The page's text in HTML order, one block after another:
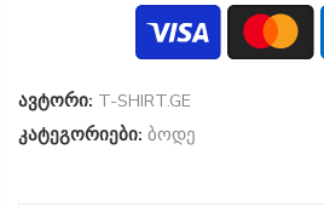
ავტორი: T-SHIRT.GE
კატეგორიები: ბოდე